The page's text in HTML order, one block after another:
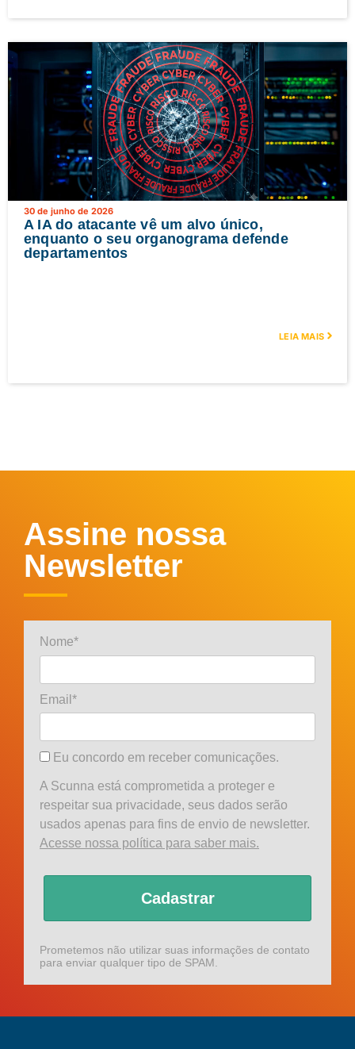
30 de junho de 2026
A IA do atacante vê um alvo único,
enquanto o seu organograma defende
departamentos
LEIA MAIS
Assine nossa
Newsletter
Nome*
Email*
Eu concordo em receber comunicações.
A Scunna está comprometida a proteger e
respeitar sua privacidade, seus dados serão
usados apenas para fins de envio de newsletter.
Acesse nossa política para saber mais.
Cadastrar
Prometemos não utilizar suas informações de contato
para enviar qualquer tipo de SPAM.